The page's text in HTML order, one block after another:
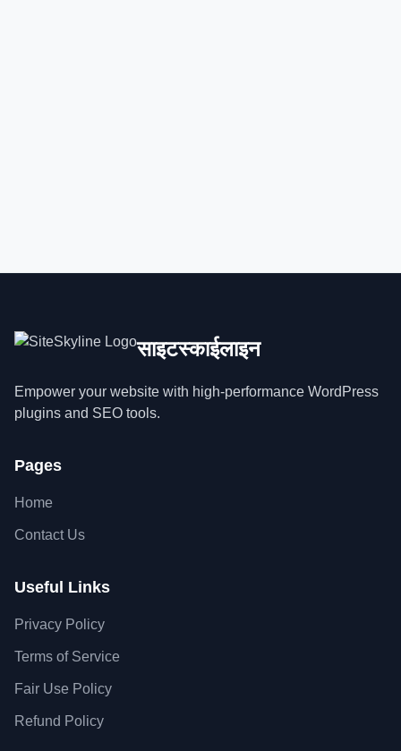
साइटस्काईलाइन
Empower your website with high-performance WordPress
plugins and SEO tools.
Pages
Home
Contact Us
Useful Links
Privacy Policy
Terms of Service
Fair Use Policy
Refund Policy